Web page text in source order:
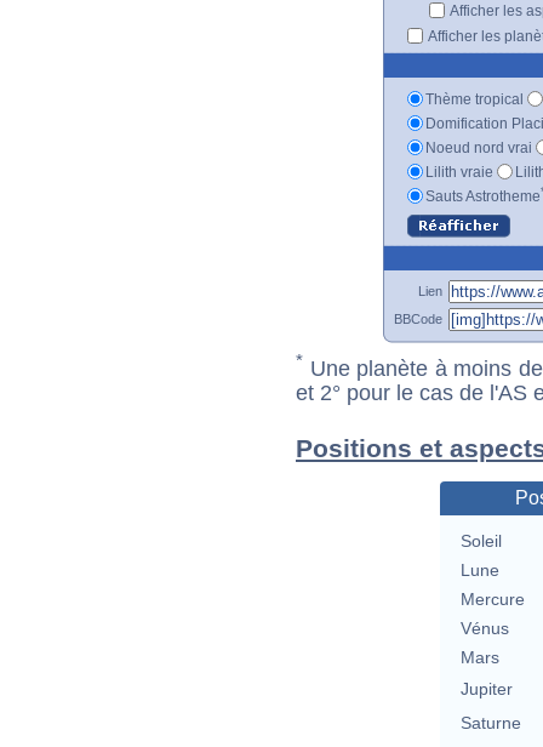
Afficher les
Afficher les
Thème tropical
Domification
Noeud nord vrai
Lilith vraie
Sauts Astrotheme
Lien
BBCode
* Une planète à moins
et 2° pour le cas de l'AS
Positions et
Soleil
Lune
Mercure
Vénus
Mars
Jupiter
Saturne